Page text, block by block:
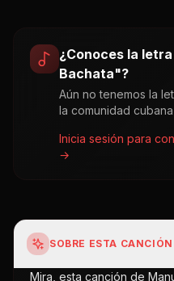
¿Conoces la
Bachata"?
Aún no tenemos la
la comunidad
Inicia sesión para
→
SOBRE ESTA CANCIÓN
Mira, esta canción de